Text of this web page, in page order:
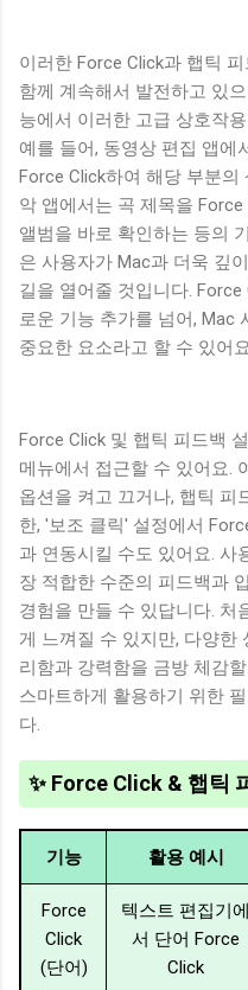
이러한 Force Click과 햅틱
함께 계속해서 발전하고 있
능에서 이러한 고급 상호작
예를 들어, 동영상 편집 앱에
Force Click하여 해당 부분
악 앱에서는 곡 제목을
앨범을 바로 확인하는 등의
은 사용자가 Mac과 더욱 깊
길을 열어줄 것입니다.
로운 기능 추가를 넘어, Mac
중요한 요소라고 할 수 있어
Force Click 및 햅틱 피드백
메뉴에서 접근할 수 있어요.
옵션을 켜고 끄거나, 햅틱 피
한, '보조 클릭' 설정에서
과 연동시킬 수도 있어요. 사
장 적합한 수준의 피드백과
경험을 만들 수 있답니다. 처
게 느껴질 수 있지만, 다양한
리함과 강력함을 금방 체감
스마트하게 활용하기 위한
다.
✨ Force Click & 햅틱
기능 활용 예시
Force
Click
(단어)
텍스트 편집기에
서 단어 Force
Click